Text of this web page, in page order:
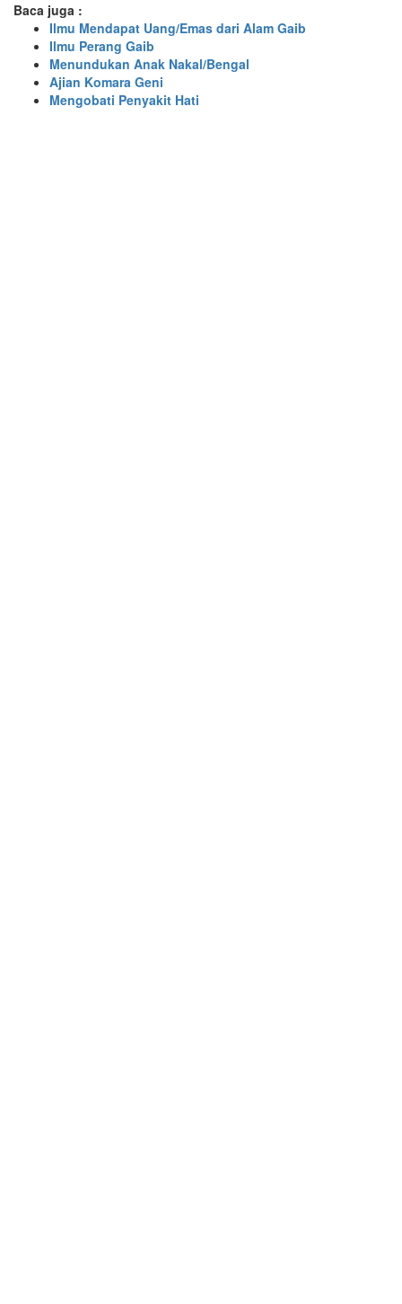
Baca juga :
Ilmu Mendapat Uang/Emas dari Alam Gaib
Ilmu Perang Gaib
Menundukan Anak Nakal/Bengal
Ajian Komara Geni
Mengobati Penyakit Hati